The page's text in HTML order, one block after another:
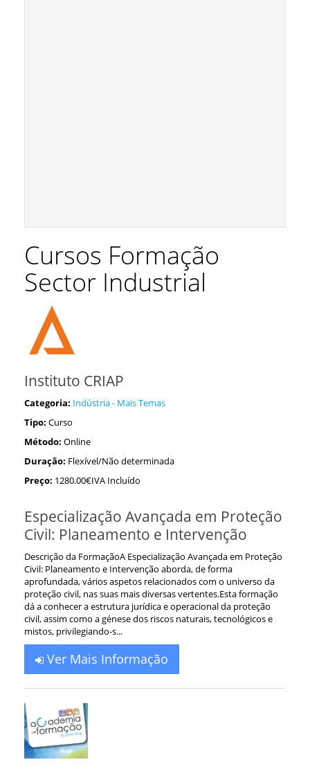
Cursos Formação
Sector Industrial
Instituto CRIAP
Categoria: Indústria - Mais Temas
Tipo: Curso
Método: Online
Duração: Flexível/Não determinada
Preço: 1280.00€IVA Incluído
Especialização Avançada em Proteção
Civil: Planeamento e Intervenção
Descrição da FormaçãoA Especialização Avançada em Proteção
Civil: Planeamento e Intervenção aborda, de forma
aprofundada, vários aspetos relacionados com o universo da
proteção civil, nas suas mais diversas vertentes.Esta formação
dá a conhecer a estrutura jurídica e operacional da proteção
civil, assim como a génese dos riscos naturais, tecnológicos e
mistos, privilegiando-s...
Ver Mais Informação